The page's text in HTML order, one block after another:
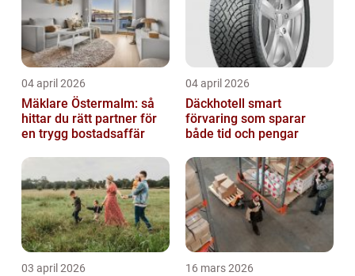
04 april 2026
Mäklare Östermalm: så
hittar du rätt partner för
en trygg bostadsaffär
04 april 2026
Däckhotell smart
förvaring som sparar
både tid och pengar
03 april 2026 16 mars 2026